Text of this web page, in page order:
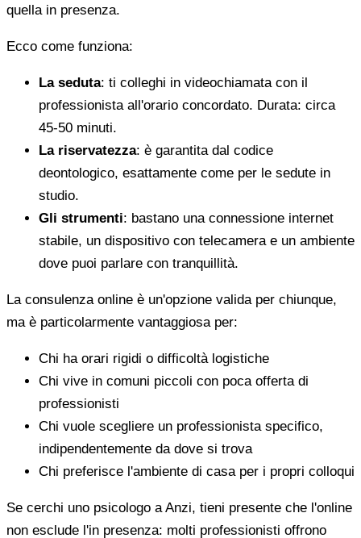
quella in presenza.
Ecco come funziona:
La seduta: ti colleghi in videochiamata con il
professionista all'orario concordato. Durata: circa
45-50 minuti.
La riservatezza: è garantita dal codice
deontologico, esattamente come per le sedute in
studio.
Gli strumenti: bastano una connessione internet
stabile, un dispositivo con telecamera e un ambiente
dove puoi parlare con tranquillità.
La consulenza online è un'opzione valida per chiunque,
ma è particolarmente vantaggiosa per:
Chi ha orari rigidi o difficoltà logistiche
Chi vive in comuni piccoli con poca offerta di
professionisti
Chi vuole scegliere un professionista specifico,
indipendentemente da dove si trova
Chi preferisce l'ambiente di casa per i propri colloqui
Se cerchi uno psicologo a Anzi, tieni presente che l'online
non esclude l'in presenza: molti professionisti offrono